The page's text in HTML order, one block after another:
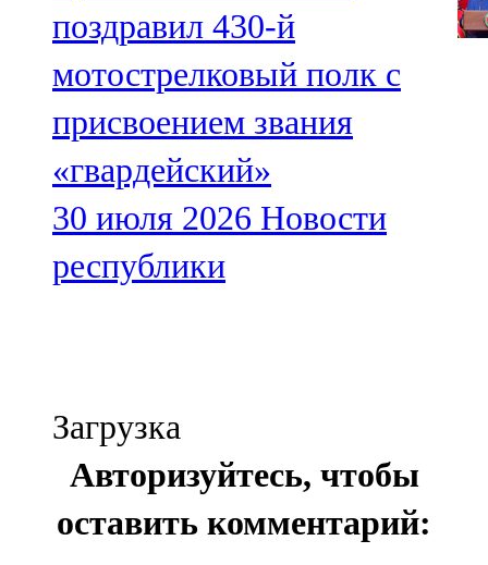
поздравил 430-й
мотострелковый полк с
присвоением звания
«гвардейский»
30 июля 2026 Новости
республики
Загрузка
Авторизуйтесь, чтобы
оставить комментарий: